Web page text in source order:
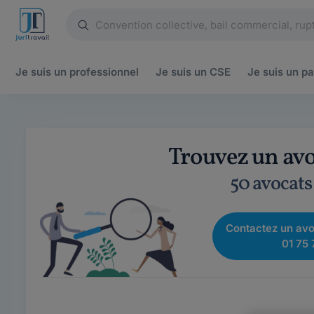
Je suis un professionnel Je suis un CSE Je suis un
Trouvez un
50
Contactez un
01 75